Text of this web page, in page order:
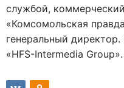
службой,
«Комсомольская
генеральный
«HFS-Intermedia Group».